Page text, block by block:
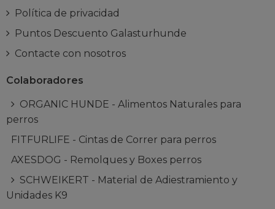
Política de privacidad
Puntos Descuento Galasturhunde
Contacte con nosotros
Colaboradores
ORGANIC HUNDE - Alimentos Naturales para
perros
FITFURLIFE - Cintas de Correr para perros
AXESDOG - Remolques y Boxes perros
SCHWEIKERT - Material de Adiestramiento y
Unidades K9